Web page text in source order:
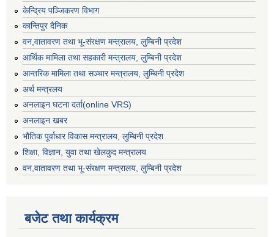
केन्द्रिय पञ्जिकरण विभाग
कान्तिपुर दैनिक
वन,वातावरण तथा भू-संरक्षण मन्त्रालय, लुम्बिनी प्रदेश
आर्थिक मामिला तथा सहकारी मन्त्रालय, लुम्बिनी प्रदेश
आन्तरिक मामिला तथा सञ्चार मन्त्रालय, लुम्बिनी प्रदेश
अर्थ मन्त्रलय
अनलाइन घटना दर्ता(online VRS)
अनलाइन खबर
भौतिक पूर्वाधार विकास मन्त्रालय, लुम्बिनी प्रदेश
शिक्षा, विज्ञान, युवा तथा खेलकुद मन्‍‍त्रालय
वन,वातावरण तथा भू-संरक्षण मन्त्रालय, लुम्बिनी प्रदेश
बजेट तथा कार्यक्रम